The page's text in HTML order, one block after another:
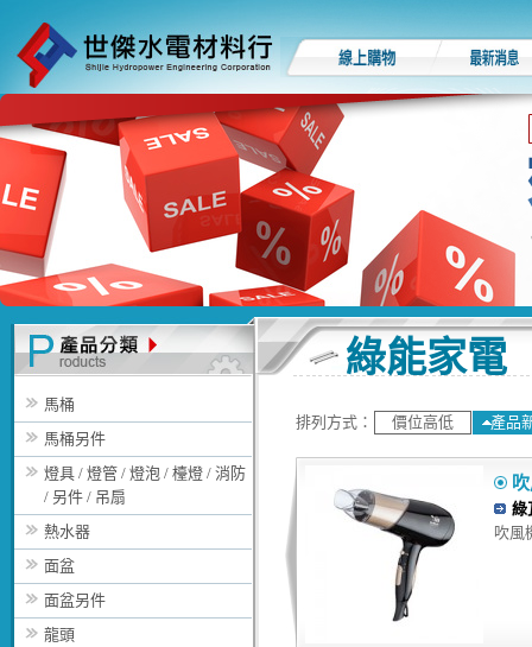
馬桶
馬桶另件
燈具 / 燈管 / 燈泡 / 檯燈 / 消防
/ 另件 / 吊扇
熱水器
面盆
面盆另件
龍頭
綠能家電
排列方式： 價位高低 產品
吹風